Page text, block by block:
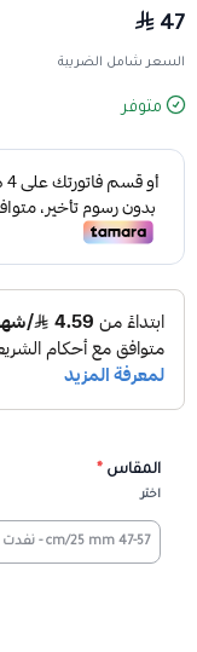
47
السعر شامل الضريبة
متوفر
المقاس *
اختر
47-57 cm/25 mm - نفدت الكمية